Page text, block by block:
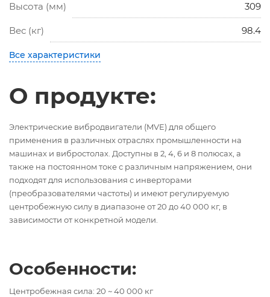
Высота (мм) 309
Вес (кг) 98.4
Все характеристики
О продукте:
Электрические вибродвигатели (MVE) для общего
применения в различных отраслях промышленности на
машинах и вибростолах. Доступны в 2, 4, 6 и 8 полюсах, а
также на постоянном токе с различным напряжением, они
подходят для использования с инверторами
(преобразователями частоты) и имеют регулируемую
центробежную силу в диапазоне от 20 до 40 000 кг, в
зависимости от конкретной модели.
Особенности:
Центробежная сила: 20 ~ 40 000 кг